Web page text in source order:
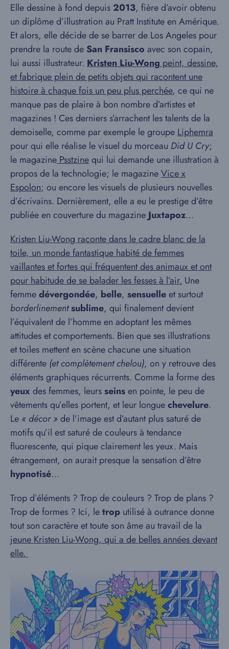
Elle dessine à fond depuis 2013, fière d’avoir obtenu
un diplôme d’illustration au Pratt Institute en Amérique.
Et alors, elle décide de se barrer de Los Angeles pour
prendre la route de San Fransisco avec son copain,
lui aussi illustrateur. Kristen Liu-Wong peint, dessine,
et fabrique plein de petits objets qui racontent une
histoire à chaque fois un peu plus perchée, ce qui ne
manque pas de plaire à bon nombre d’artistes et
magazines ! Ces derniers s’arrachent les talents de la
demoiselle, comme par exemple le groupe Liphemra
pour qui elle réalise le visuel du morceau Did U Cry;
le magazine Psstzinequi lui demande une illustration à
propos de la technologie; le magazineVice x
Espolon; ou encore les visuels de plusieurs nouvelles
d’écrivains. Dernièrement, elle a eu le prestige d’être
publiée en couverture du magazine Juxtapoz…
Kristen Liu-Wong raconte dans le cadre blanc de la
toile, un monde fantastique habité de femmes
vaillantes et fortes qui fréquentent des animaux et ont
pour habitude de se balader les fesses à l’air. Une
femmedévergondée, belle, sensuelleet surtout
borderlinementsublime, qui finalement devient
l’équivalent de l’homme en adoptant les mêmes
attitudes et comportements. Bien que ses illustrations
et toiles mettent en scène chacune une situation
différente (et complètement chelou), on y retrouve des
éléments graphiques récurrents. Comme la forme des
yeux des femmes, leursseinsen pointe, le peu de
vêtements qu’elles portent, et leur longuechevelure.
Le « décor »de l’image est d’autant plus saturé de
motifs qu’il est saturé de couleurs à tendance
fluorescente, qui pique clairement les yeux. Mais
étrangement, on aurait presque la sensation d’être
hypnotisé…
Trop d’éléments ? Trop de couleurs ? Trop de plans ?
Trop de formes ? Ici, letrop utilisé à outrance donne
tout son caractère et toute son âme au travail de la
jeune Kristen Liu-Wong, qui a de belles années devant
elle.